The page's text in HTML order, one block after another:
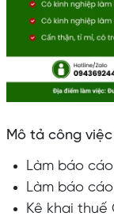
Mô tả công
Làm báo
Làm báo
Kê khai thuế